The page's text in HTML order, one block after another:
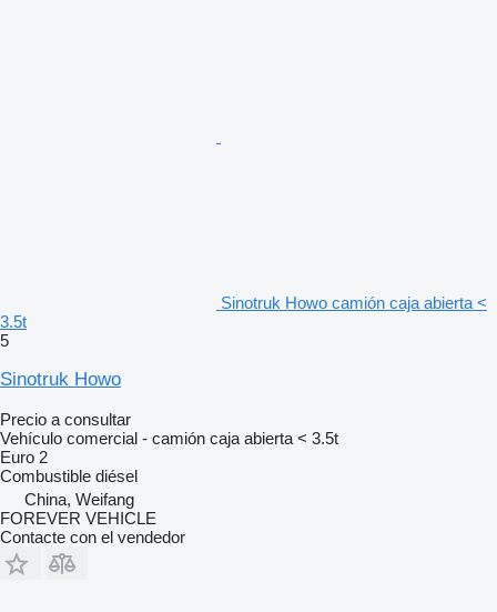
Sinotruk Howo camión caja abierta <
3.5t
5
Sinotruk Howo
Precio a consultar
Vehículo comercial - camión caja abierta < 3.5t
Euro 2
Combustible diésel
China, Weifang
FOREVER VEHICLE
Contacte con el vendedor